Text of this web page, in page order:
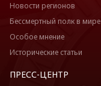
Новости регионов
Бессмертный полк в мире
Особое мнение
Исторические статьи
ПРЕСС-ЦЕНТР